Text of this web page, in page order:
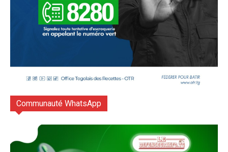
Communauté WhatsApp